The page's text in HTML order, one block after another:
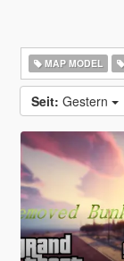
MAP MODEL
Seit: Gestern